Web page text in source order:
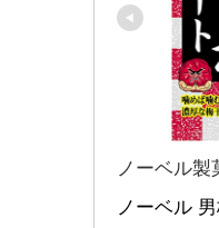
ノーベル製
ノーベル